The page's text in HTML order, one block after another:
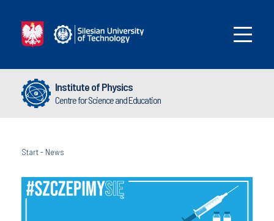
Institute of Physics
Centre for Science and Education
Start- News